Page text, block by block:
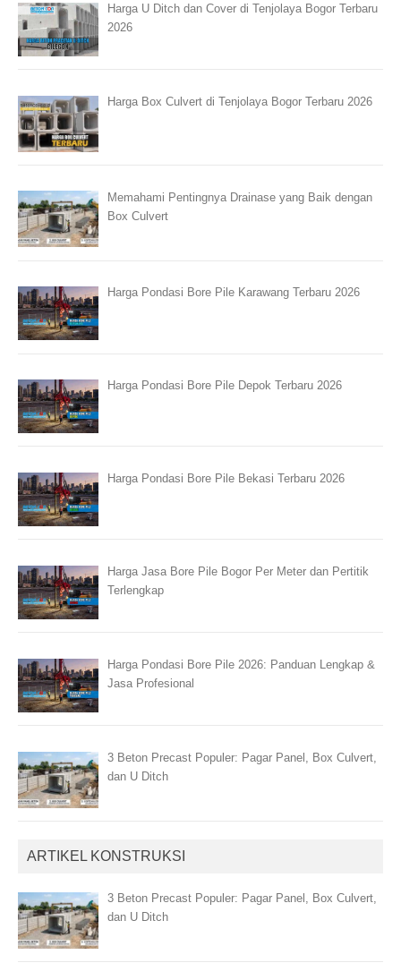
Harga U Ditch dan Cover di Tenjolaya Bogor Terbaru
2026
Harga Box Culvert di Tenjolaya Bogor Terbaru 2026
Memahami Pentingnya Drainase yang Baik dengan
Box Culvert
Harga Pondasi Bore Pile Karawang Terbaru 2026
Harga Pondasi Bore Pile Depok Terbaru 2026
Harga Pondasi Bore Pile Bekasi Terbaru 2026
Harga Jasa Bore Pile Bogor Per Meter dan Pertitik
Terlengkap
Harga Pondasi Bore Pile 2026: Panduan Lengkap &
Jasa Profesional
3 Beton Precast Populer: Pagar Panel, Box Culvert,
dan U Ditch
ARTIKEL KONSTRUKSI
3 Beton Precast Populer: Pagar Panel, Box Culvert,
dan U Ditch